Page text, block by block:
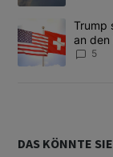
Ein Trendartikel
Trump
an den
5
DAS KÖNNTE